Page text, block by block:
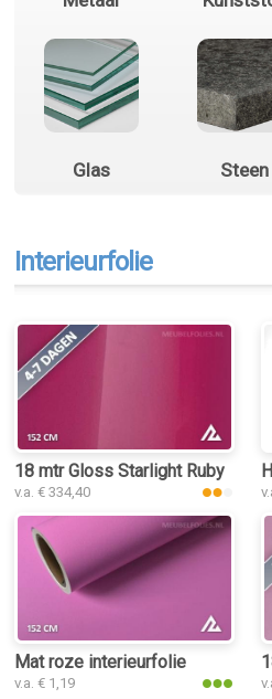
Glas Steen
Interieurfolie
18 mtr Gloss Starlight Ruby Red
v.a. € 334,40
Mat roze interieurfolie
v.a. € 1,19